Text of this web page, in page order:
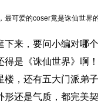
下来，要问小编对哪
得是《诛仙世界》啊
楼，还有五大门派弟
还是气质，都完美